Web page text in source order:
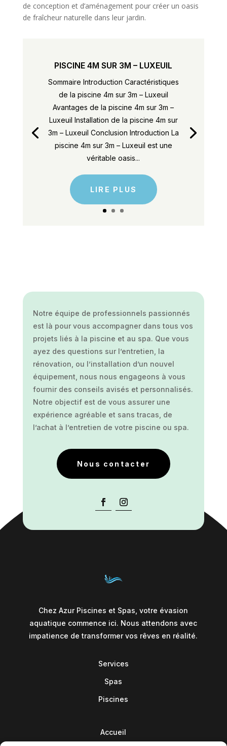
de conception et d’aménagement pour créer un oasis
de fraîcheur naturelle dans leur jardin.
PISCINE 4M SUR 3M – LUXEUIL
Sommaire Introduction Caractéristiques
de la piscine 4m sur 3m – Luxeuil
Avantages de la piscine 4m sur 3m –
Luxeuil Installation de la piscine 4m sur
3m – Luxeuil Conclusion Introduction La
piscine 4m sur 3m – Luxeuil est une
véritable oasis...
LIRE PLUS
Notre équipe de professionnels passionnés
est là pour vous accompagner dans tous vos
projets liés à la piscine et au spa. Que vous
ayez des questions sur l’entretien, la
rénovation, ou l’installation d’un nouvel
équipement, nous nous engageons à vous
fournir des conseils avisés et personnalisés.
Notre objectif est de vous assurer une
expérience agréable et sans tracas, de
l’achat à l’entretien de votre piscine ou spa.
Nous contacter
Chez Azur Piscines et Spas, votre évasion
aquatique commence ici. Nous attendons avec
impatience de transformer vos rêves en réalité.
Services
Spas
Piscines
Accueil